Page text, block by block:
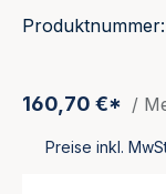
Produktnummer:
160,70 €* /
Preise inkl.